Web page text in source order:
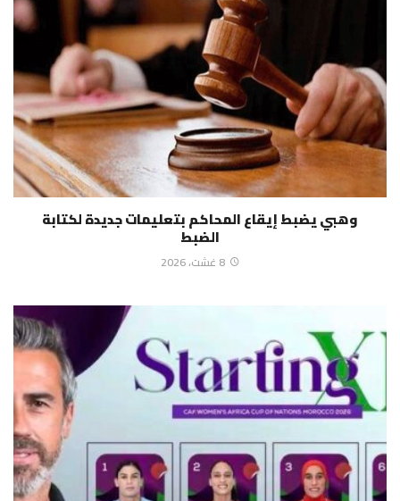
وهبي يضبط إيقاع المحاكم بتعليمات جديدة لكتابة
الضبط
8 غشت، 2026